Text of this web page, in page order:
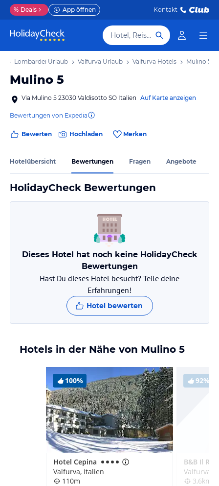
% Deals App öffnen Kontakt
Hotel, Reiseziel
Lombardei Urlaub Valfurva Urlaub Valfurva Hotels Mulino 5
Mulino 5
Via Mulino 5 23030 Valdisotto SO Italien Auf Karte anzeigen
Bewertungen von Expedia
Bewerten Hochladen Merken
Hotelübersicht Bewertungen Fragen Angebote
HolidayCheck Bewertungen
Dieses Hotel hat noch keine HolidayCheck
Bewertungen
Hast Du dieses Hotel besucht? Teile deine
Erfahrungen!
Hotel bewerten
Hotels in der Nähe von Mulino 5
100%
Hotel Cepina
Valfurva, Italien
110m
92%
Valfurva,
3,6km